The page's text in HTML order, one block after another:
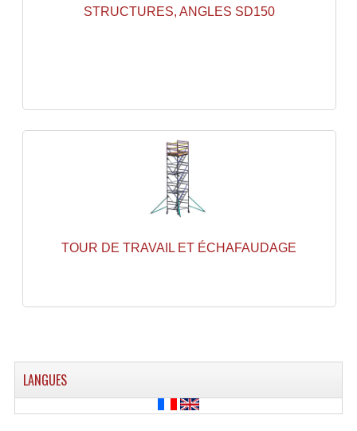
Rack 19" Standard Betonex
Sac Trolley De Transport
Sacs & Housses De Transport
Machines À Effets Fumées, Mousses, Liquid
Machines À Fumées
STRUCTURES, ANGLES SD150
TOUR DE TRAVAIL ET ÉCHAFAUDAGE
LANGUES